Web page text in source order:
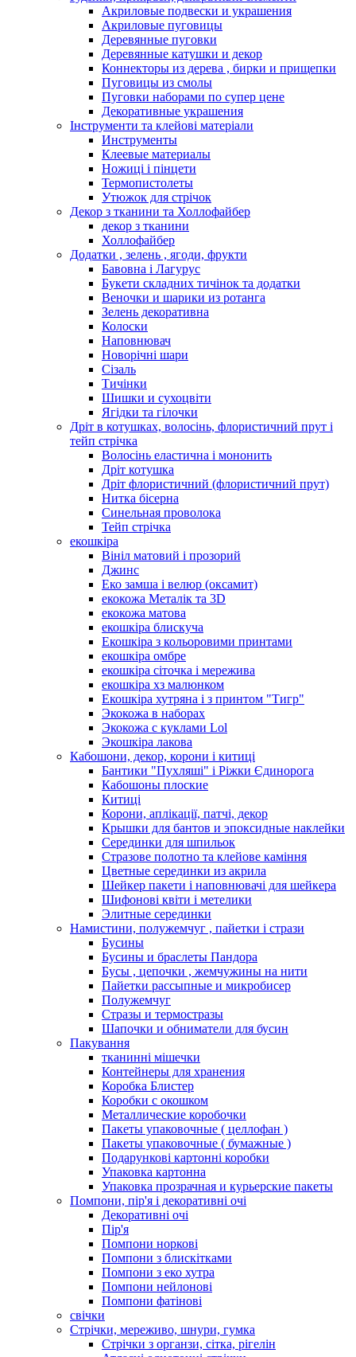
Акриловые подвески и украшения
Акриловые пуговицы
Деревянные пуговки
Деревянные катушки и декор
Коннекторы из дерева , бирки и прищепки
Пуговицы из смолы
Пуговки наборами по супер цене
Декоративные украшения
Інструменти та клейові матеріали
Инструменты
Клеевые материалы
Ножиці і пінцети
Термопистолеты
Утюжок для стрічок
Декор з тканини та Холлофайбер
декор з тканини
Холлофайбер
Додатки , зелень , ягоди, фрукти
Бавовна і Лагурус
Букети складних тичінок та додатки
Веночки и шарики из ротанга
Зелень декоративна
Колоски
Наповнювач
Новорічні шари
Сізаль
Тичінки
Шишки и сухоцвіти
Ягідки та гілочки
Дріт в котушках, волосінь, флористичний прут і
тейп стрічка
Волосінь еластична і мононить
Дріт котушка
Дріт флористичний (флористичний прут)
Нитка бісерна
Синельная проволока
Тейп стрічка
екошкіра
Вініл матовий і прозорий
Джинс
Еко замша і велюр (оксамит)
екокожа Металік та 3D
екокожа матова
екошкіра блискуча
Екошкіра з кольоровими принтами
екошкіра омбре
екошкіра сіточка і мережива
екошкіра хз малюнком
Екошкіра хутряна і з принтом "Тигр"
Экокожа в наборах
Экокожа с куклами Lol
Экошкiра лакова
Кабошони, декор, корони і китиці
Бантики "Пухляші" і Ріжки Єдинорога
Кабошоны плоские
Китиці
Корони, аплікації, патчі, декор
Крышки для бантов и эпоксидные наклейки
Серединки для шпильок
Стразове полотно та клейове каміння
Цветные серединки из акрила
Шейкер пакети і наповнювачі для шейкера
Шифонові квіти і метелики
Элитные серединки
Намистини, полужемчуг , пайетки і стрази
Бусины
Бусины и браслеты Пандора
Бусы , цепочки , жемчужины на нити
Пайетки рассыпные и микробисер
Полужемчуг
Стразы и термостразы
Шапочки и обниматели для бусин
Пакування
тканинні мішечки
Контейнеры для хранения
Коробка Блистер
Коробки с окошком
Металлические коробочки
Пакеты упаковочные ( целлофан )
Пакеты упаковочные ( бумажные )
Подарункові картонні коробки
Упаковка картонна
Упаковка прозрачная и курьерские пакеты
Помпони, пір'я і декоративні очі
Декоративні очі
Пір'я
Помпони норкові
Помпони з блискітками
Помпони з еко хутра
Помпони нейлонові
Помпони фатінові
свічки
Стрічки, мереживо, шнури, гумка
Стрічки з органзи, сітка, рігелін